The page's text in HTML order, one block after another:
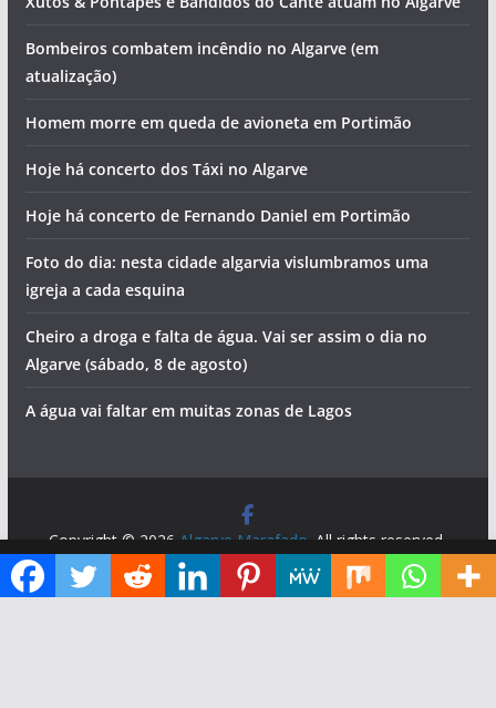
Bombeiros combatem incêndio no Algarve (em
atualização)
Homem morre em queda de avioneta em Portimão
Hoje há concerto dos Táxi no Algarve
Hoje há concerto de Fernando Daniel em Portimão
Foto do dia: nesta cidade algarvia vislumbramos uma
igreja a cada esquina
Cheiro a droga e falta de água. Vai ser assim o dia no
Algarve (sábado, 8 de agosto)
A água vai faltar em muitas zonas de Lagos
Copyright © 2026 Algarve Marafado . All rights reserved.
Theme:
ColorMag by ThemeGrill. Powered by WordPress
Diga ao Google que o Algarve Marafado é uma das suas fontes de informação preferidas